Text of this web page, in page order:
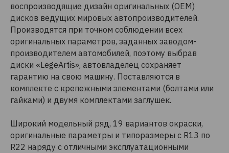
воспроизводящие дизайн оригинальных (OEM)
дисков ведущих мировых автопроизводителей.
Производятся при точном соблюдении всех
оригинальных параметров, заданных заводом-
производителем автомобилей, поэтому выбрав
диски «LegeArtis», автовладелец сохраняет
гарантию на свою машину. Поставляются в
комплекте с крепежными элементами (болтами или
гайками) и двумя комплектами заглушек.
Широкий модельный ряд, 19 вариантов окраски,
оригинальные параметры и типоразмеры c R13 по
R22 наряду с отличными эксплуатационными